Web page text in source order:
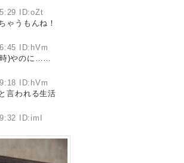
ID:oZt
ゃうもんね！
ID:hVm
時)やのに……
ID:hVm
言われる生活
ID:imI